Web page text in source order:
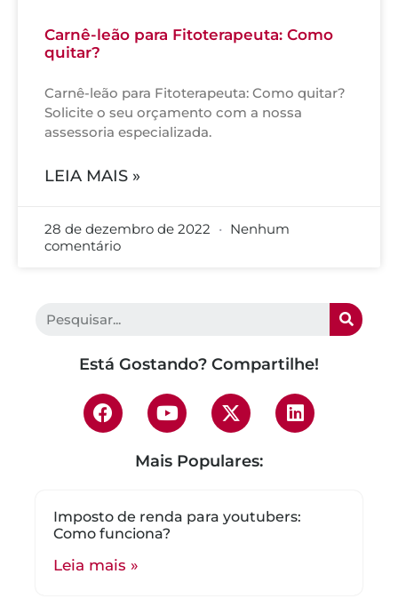
Carnê-leão para Fitoterapeuta: Como
quitar?
Carnê-leão para Fitoterapeuta: Como quitar?
Solicite o seu orçamento com a nossa
assessoria especializada.
LEIA MAIS »
28 de dezembro de 2022
Nenhum
comentário
Está Gostando? Compartilhe!
Mais Populares:
Imposto de renda para youtubers:
Como funciona?
Leia mais »